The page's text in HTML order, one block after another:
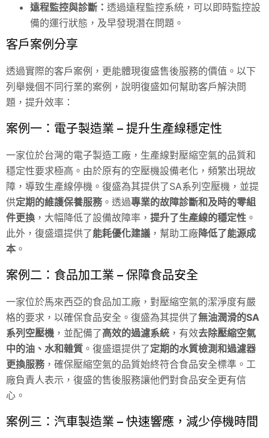
遠程監控與診斷： 透過遠程監控系統，可以即時監控設
備的運行狀態，及早發現潛在問題。
客戶案例分享
透過實際的客戶案例，更能體現復盛售後服務的價值。以下
列舉幾個不同行業的案例，說明復盛如何幫助客戶解決問
題，提升效率：
案例一：電子製造業 – 提升生產線穩定性
一家位於台灣的電子製造工廠，生產線對壓縮空氣的品質和
穩定性要求極高。由於原有的空壓機設備老化，頻繁出現故
障，導致生產線停機。復盛為其提供了SA系列空壓機，並提
供定期的維護保養服務 。透過專業的故障診斷和及時的零組
件更換 ，大幅降低了設備故障率， 提升了生產線的穩定性 。
此外，復盛還提供了能耗優化建議 ，幫助工廠降低了能源成
本 。
案例二：食品加工業 – 保障食品安全
一家位於馬來西亞的食品加工廠，對壓縮空氣的潔淨度有嚴
格的要求，以確保食品安全。復盛為其提供了無油潤滑的SA
系列空壓機 ，並配備了高效的過濾系統 ，有效去除壓縮空氣
中的油、水和雜質 。復盛還提供了定期的水質檢測和過濾器
更換服務 ，確保壓縮空氣的品質始終符合食品安全標準。工
廠負責人表示，復盛的售後服務讓他們對食品安全更有信
心。
案例三：汽車製造業 – 快速響應，減少停機時間